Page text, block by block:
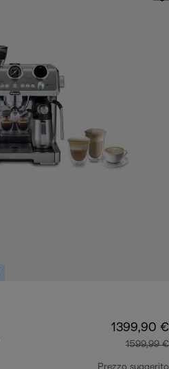
1399,90 €
1599,99 €